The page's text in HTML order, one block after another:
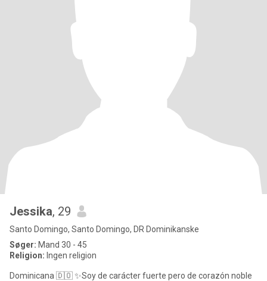
Jessika, 29
Santo Domingo, Santo Domingo, DR Dominikanske
Søger: Mand 30 - 45
Religion: Ingen religion
Dominicana 🇩🇴 ✨Soy de carácter fuerte pero de corazón noble